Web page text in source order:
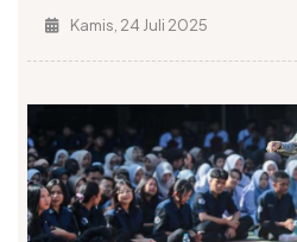
Kamis, 24 Juli 2025